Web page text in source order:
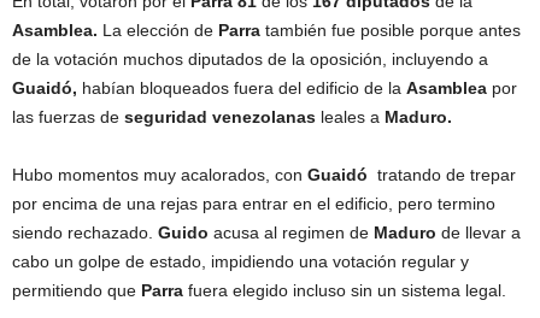
Asamblea. La elección de Parra también fue posible porque antes
de la votación muchos diputados de la oposición, incluyendo a
Guaidó, habían bloqueados fuera del edificio de la Asamblea por
las fuerzas de seguridad venezolanas leales a Maduro.
Hubo momentos muy acalorados, con Guaidó tratando de trepar
por encima de una rejas para entrar en el edificio, pero termino
siendo rechazado. Guido acusa al regimen de Maduro de llevar a
cabo un golpe de estado, impidiendo una votación regular y
permitiendo que Parra fuera elegido incluso sin un sistema legal.